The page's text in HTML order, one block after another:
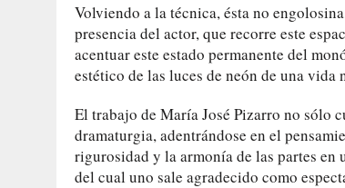
Volviendo a la técnica, ésta no
presencia del actor, que recorre este
acentuar este estado permanente del
estético de las luces de neón de una vida
El trabajo de María José Pizarro no sólo
dramaturgia, adentrándose en el
rigurosidad y la armonía de las partes
del cual uno sale agradecido como